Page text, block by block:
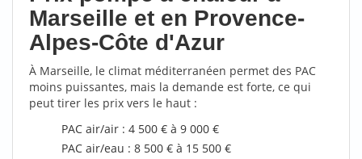
Marseille et en Provence-
Alpes-Côte d'Azur
À Marseille, le climat méditerranéen permet des PAC
moins puissantes, mais la demande est forte, ce qui
peut tirer les prix vers le haut :
PAC air/air : 4 500 € à 9 000 €
PAC air/eau : 8 500 € à 15 500 €